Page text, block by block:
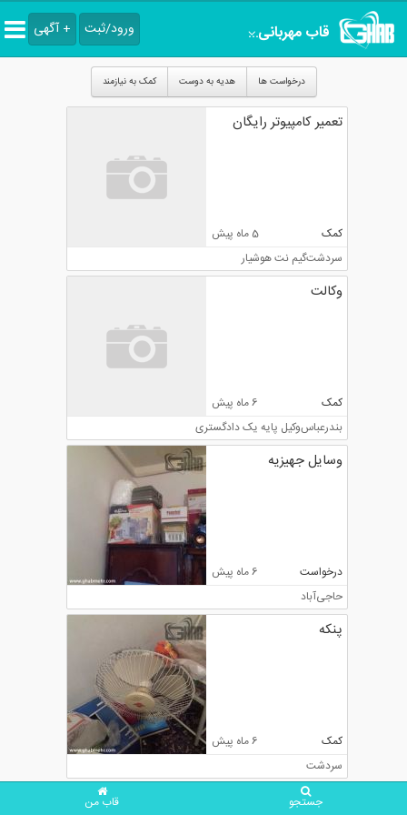
قاب مهربانیهرمزگان ورود/ثبت + آگهی
درخواست ها هدیه به دوست کمک به نیازمند
تعمیر کامپیوتر رایگان
کمک
5 ماه پیش
سردشتگیم نت هوشیار
وکالت
کمک
6 ماه پیش
بندرعباسوکیل پایه یک دادگستری
وسایل جهیزیه
درخواست
6 ماه پیش
حاجی‌آباد
پنکه
کمک
6 ماه پیش
سردشت
جستجو
قاب من